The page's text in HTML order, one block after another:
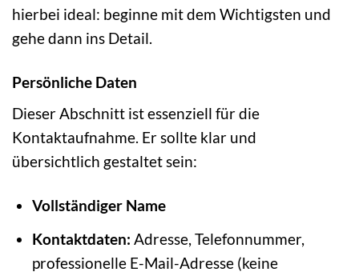
hierbei ideal: beginne mit dem Wichtigsten und
gehe dann ins Detail.
Persönliche Daten
Dieser Abschnitt ist essenziell für die
Kontaktaufnahme. Er sollte klar und
übersichtlich gestaltet sein:
Vollständiger Name
Kontaktdaten: Adresse, Telefonnummer,
professionelle E-Mail-Adresse (keine